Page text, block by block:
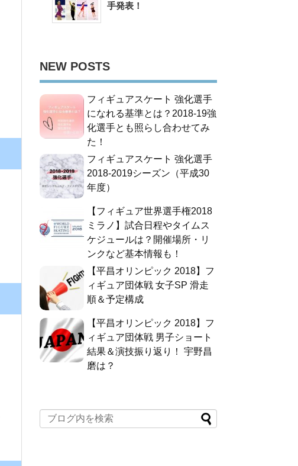
手発表！
NEW POSTS
フィギュアスケート 強化選手
になれる基準とは？2018-19強
化選手とも照らし合わせてみ
た！
フィギュアスケート 強化選手
2018-2019シーズン（平成30
年度）
【フィギュア世界選手権2018
ミラノ】試合日程やタイムス
ケジュールは？開催場所・リ
ンクなど基本情報も！
【平昌オリンピック 2018】フ
ィギュア団体戦 女子SP 滑走
順＆予定構成
【平昌オリンピック 2018】フ
ィギュア団体戦 男子ショート
結果＆演技振り返り！ 宇野昌
磨は？